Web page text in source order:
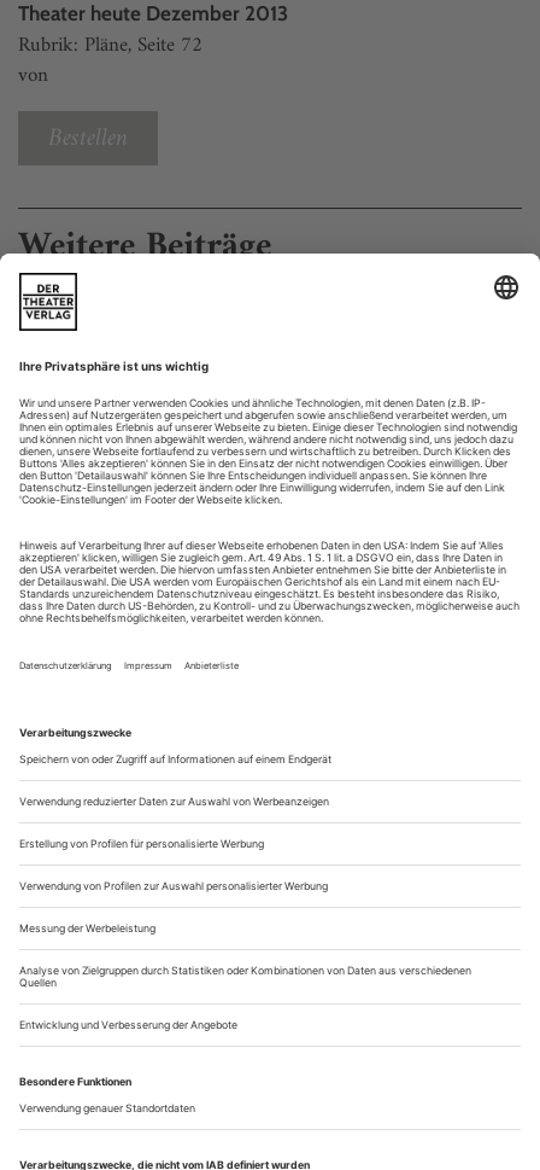
Theater heute Dezember 2013
Rubrik: Pläne, Seite 72
von
Bestellen
Weitere Beiträge
Frauentypenkunde
Ödön von Horváth «Don Juan kommt aus dem Krieg»
Kaum zu glauben, dass Ödön von Horváth so etwas
geschrieben haben soll: Sein Don Juan, der aus dem Ersten
Weltkrieg kommt, verkörpert die einzige historische
Konstante, nachdem Millionen tot sind, die alte Welt
zerbrochen, der Kaiser abgedankt, das Geld nichts mehr wert
Kompassnadel. Alle Damen der Schöpfung...
Die Komödie und ihr Preis
Bracks klapprig wirkendem Sperrholzbühnenbild über zwei
Etagen hecheln die Schauspieler hinter ihren Figuren durch
eine zotige Schmierenkomödie. Schauspielerin Traute von
Dorffmanstrautt (Victoria Trauttmansdorff) kämpft lasziv
entnervt als...
Holz-Panzer und Fallobst-Schnaps
«Wunder der Prärie» in Mannheim ist seit bald zehn Jahren eines der
wenigen Festivals der Freien Szene in der südwestdeutschen Diaspora
Wunder der Prärie» – ein Festival, das diesen Namen wählt,
muss sich allein auf weiter Flur fühlen. Zu Recht: Nicht nur
in seinem Austragungsort Mannheim ist es das einzige
Festival der Freien Szene, im ganzen südwestdeutschen Raum
gibt es kaum Konkurrenz oder Mitstreiter. «Wunder der